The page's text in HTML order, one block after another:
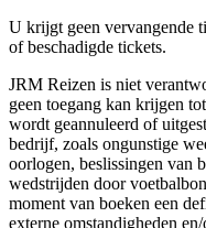
U krijgt geen vervangende
of beschadigde tickets.
JRM Reizen is niet
geen toegang kan krijgen
wordt geannuleerd of
bedrijf, zoals ongunstige
oorlogen, beslissingen van
wedstrijden door
moment van boeken een
externe omstandigheden